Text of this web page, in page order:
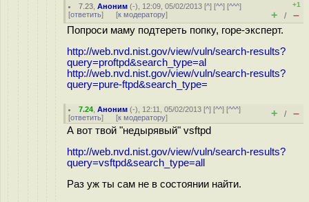
7.23 ,Аноним (-), 12:09, 05/02/2013 [^] [^^] [^^^]
[ответить] [к модератору]
+1
+ / –
Попроси маму подтереть попку, горе-эксперт.
http://web.nvd.nist.gov/view/vuln/search-results?
query=proftpd&search_type=al
http://web.nvd.nist.gov/view/vuln/search-results?
query=pure-ftpd&search_type=
7.24 ,Аноним (-), 12:11, 05/02/2013 [^] [^^] [^^^]
[ответить] [к модератору] + / –
А вот твой "недырявый" vsftpd
http://web.nvd.nist.gov/view/vuln/search-results?
query=vsftpd&search_type=all
Раз уж ты сам не в состоянии найти.